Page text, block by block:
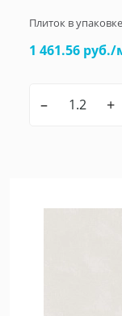
Плиток в
1 461.56
– +